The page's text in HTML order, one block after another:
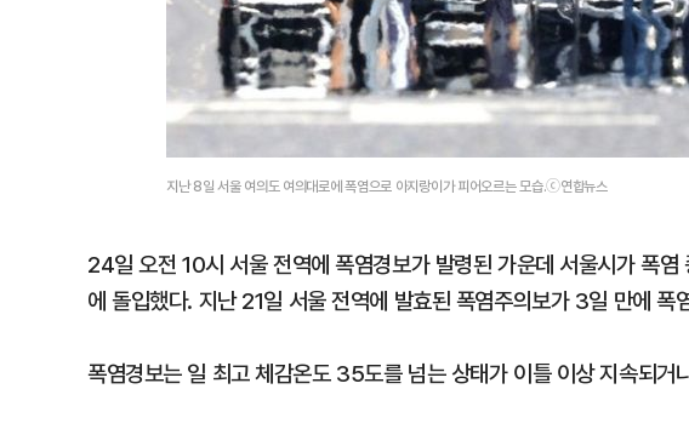
지난 8일 서울 여의도 여의대로에 폭염으로 아지랑이가 피어오르는 모습.ⓒ연합뉴스
24일 오전 10시 서울 전역에 폭염경보가 발령된 가운데 서울시가 폭
에 돌입했다. 지난 21일 서울 전역에 발효된 폭염주의보가 3일 만에 폭
폭염경보는 일 최고 체감온도 35도를 넘는 상태가 이틀 이상 지속되거